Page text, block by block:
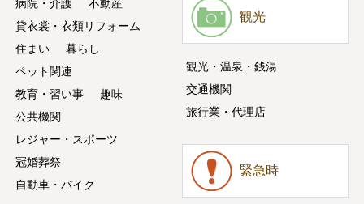
病院・介護
不動産
貸衣裳・衣類リフォーム
住まい
暮らし
ペット関連
教育・習い事
趣味
公共機関
レジャー・スポーツ
冠婚葬祭
自動車・バイク
観光
観光・温泉・銭湯
交通機関
旅行業・代理店
緊急時